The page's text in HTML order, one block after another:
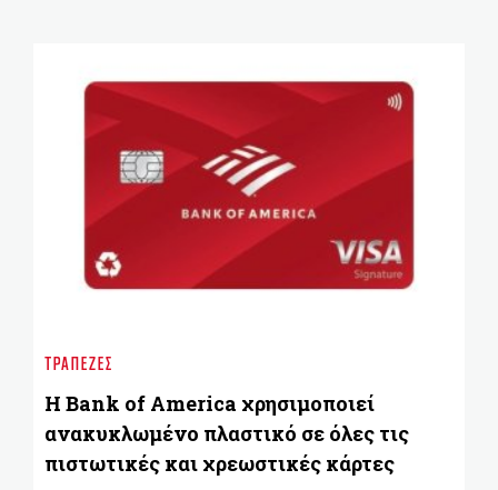
ΤΡΆΠΕΖΕΣ
Η Bank of America χρησιμοποιεί
ανακυκλωμένο πλαστικό σε όλες τις
πιστωτικές και χρεωστικές κάρτες